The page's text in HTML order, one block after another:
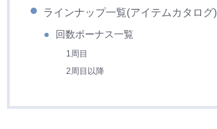
ラインナップ一覧(アイテムカタログ)
回数ボーナス一覧
1周目
2周目以降